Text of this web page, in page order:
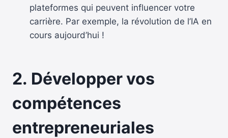
plateformes qui peuvent influencer votre
carrière. Par exemple, la révolution de l’IA en
cours aujourd’hui !
2. Développer vos
compétences
entrepreneuriales